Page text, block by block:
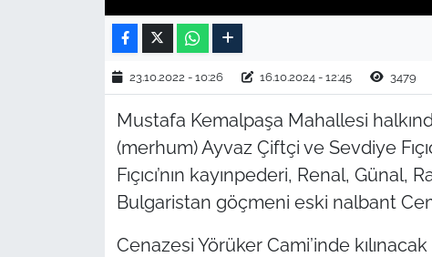
23.10.2022 - 10:26 16.10.2024 - 12:45 3479
Mustafa Kemalpaşa Mahallesi
(merhum) Ayvaz Çiftçi ve Sevdiye
Fıçıcı’nın kayınpederi, Renal,
Bulgaristan göçmeni eski nalbant
Cenazesi Yörüker Cami’inde
KIRKLARELİ
ÇANAKKALE
TÜRKİYE